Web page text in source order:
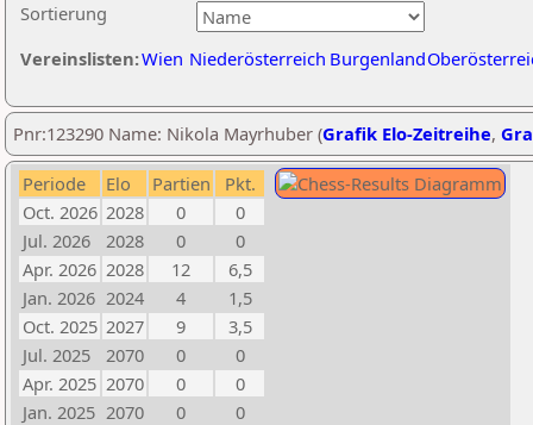
Sortierung
Vereinslisten:Wien Niederösterreich Burgenland
Pnr:123290 Name: Nikola Mayrhuber (Grafik Elo-Zeitreihe,
Periode Elo Partien
Pkt.
Oct. 2026 2028 0
0
Jul. 2026
2028 0
0
Apr. 2026 2028 12
6,5
Jan. 2026 2024 4
1,5
Oct. 2025 2027 9
3,5
Jul. 2025
2070 0
0
Apr. 2025 2070 0
0
Jan. 2025 2070 0
0